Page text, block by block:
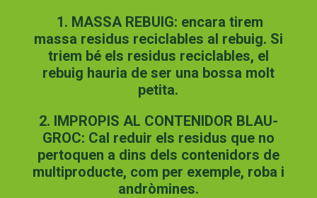
1. MASSA REBUIG: encara tirem
massa residus reciclables al rebuig. Si
triem bé els residus reciclables, el
rebuig hauria de ser una bossa molt
petita.
2. IMPROPIS AL CONTENIDOR BLAU-
GROC: Cal reduir els residus que no
pertoquen a dins dels contenidors de
multiproducte, com per exemple, roba i
andròmines.